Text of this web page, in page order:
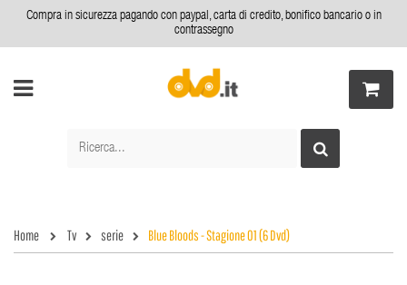
Compra in sicurezza pagando con paypal, carta di credito, bonifico bancario o in
contrassegno
Home Tv serie Blue Bloods - Stagione 01 (6 Dvd)